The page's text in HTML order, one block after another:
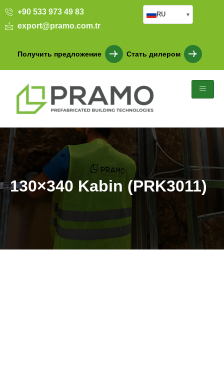
+90 533 973 49 83
export@pramo.com.tr
Получить предложение Стать дилером
RU ▾
130×340 Kabin (PRK3011)